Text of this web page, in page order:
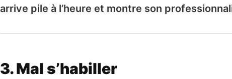
arrive pile à l’heure et montre son
3. Mal s’habiller